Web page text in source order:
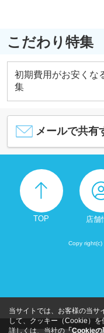
こだわり特集
初期費用がお安くな
集
メールで共有
TOP 店舗
Copy right(c)
当サイトでは、お客様の当サ
して、クッキー（Cookie）を
詳しくは、当社の 「Cookie